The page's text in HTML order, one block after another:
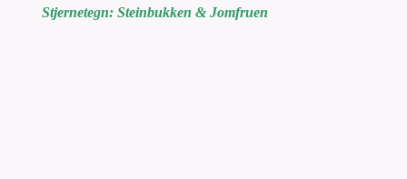
Stjernetegn: Steinbukken & Jomfruen